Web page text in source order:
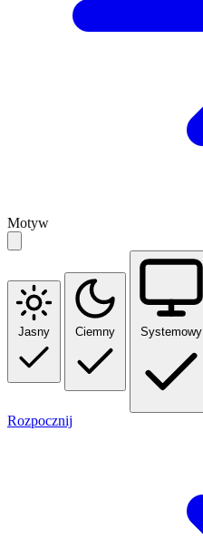
Motyw
Jasny Ciemny Systemowy
Rozpocznij